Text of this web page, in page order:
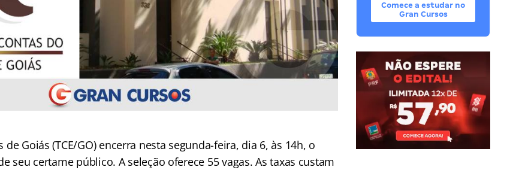
de Goiás (TCE/GO) encerra nesta segunda-feira, dia 6, às 14h, o
seu certame público. A seleção oferece 55 vagas. As taxas custam
Comece a estudar no
Gran Cursos